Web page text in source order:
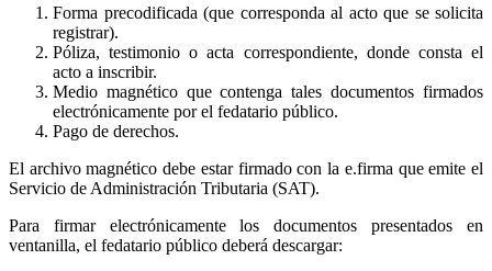
Forma precodificada (que corresponda al acto que se solicita
registrar).
Póliza, testimonio o acta correspondiente, donde consta el
acto a inscribir.
Medio magnético que contenga tales documentos firmados
electrónicamente por el fedatario público.
Pago de derechos.
El archivo magnético debe estar firmado con la e.firma que emite el
Servicio de Administración Tributaria (SAT).
Para firmar electrónicamente los documentos presentados en
ventanilla, el fedatario público deberá descargar: